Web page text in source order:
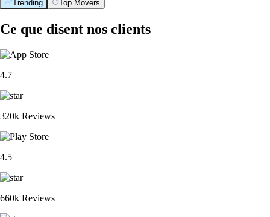
Trending Top Movers
Ce que disent nos clients
4.7
320k Reviews
4.5
660k Reviews